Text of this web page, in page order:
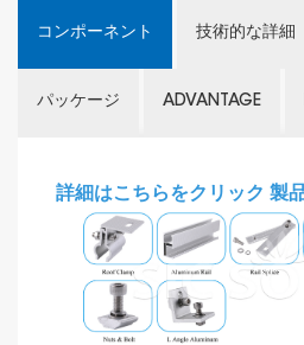
コンポーネント 技術的な詳細
パッケージ ADVANTAGE
詳細はこちらをクリック 製